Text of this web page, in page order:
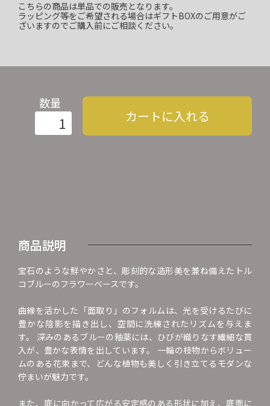
こちらの商品は単品での販売となります。
ラッピング等をご希望される場合はギフトBOXのご用意がご
ざいますのでご購入前にご相談ください。
数量
カートに入れる
商品説明
宝石のような鮮やかさと、彫刻的な造形美を兼ね備えたトル
コブルーのフラワーベースです。
曲線を活かした「面取り」のフォルムは、光を受けるたびに
豊かな陰影を描き出し、空間に洗練されたリズムを与えま
す。 深みのあるブルーの釉薬には、ひびが織りなす繊細な貫
入が、豊かな表情を出しています。 一輪の枝物からボリュー
ムのある花束まで、どんな植物も美しく引き立てるモダンな
佇まいが魅力です。
また、底に向かって広がる安定感のある形状に加え、底面に